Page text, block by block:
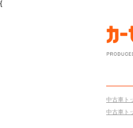
{
中古車ト
中古車ト